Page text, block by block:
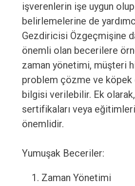
işverenlerin işe uygun olup
belirlemelerine de
Gezdiricisi Özgeçmişine
önemli olan becerilere
zaman yönetimi, müşteri
problem çözme ve köpek
bilgisi verilebilir. Ek olarak,
sertifikaları veya
önemlidir.
Yumuşak Beceriler:
Zaman Yönetimi